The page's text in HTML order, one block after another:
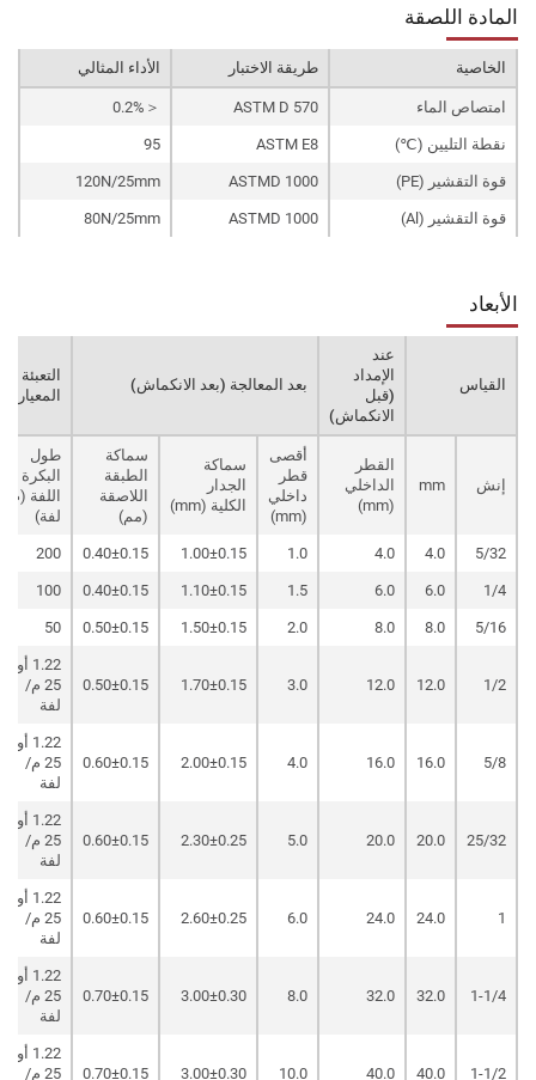
المادة اللصقة
الخاصية طريقة الاختبار الأداء المثالي
امتصاص الماء ASTM D 570
＜0.2%
نقطة التليين (℃) ASTM E8
95
قوة التقشير (PE) ASTMD 1000
120N/25mm
قوة التقشير (Al) ASTMD 1000
80N/25mm
الأبعاد
القياس
عند
الإمداد
(قبل
الانكماش)
بعد المعالجة (بعد الانكماش)
التعبئة
المعيارية
إنش mm
القطر
الداخلي
(mm)
أقصى
قطر
داخلي
(mm)
سماكة
الجدار
الكلية (mm)
سماكة
الطبقة
اللاصقة
(مم)
طول
البكرة أو
اللفة (م/
لفة)
5/32
4.0
4.0
1.0
1.00±0.15
0.40±0.15
200
1/4
6.0
6.0
1.5
1.10±0.15
0.40±0.15
100
5/16
8.0
8.0
2.0
1.50±0.15
0.50±0.15
50
1/2
12.0
12.0
3.0
1.70±0.15
0.50±0.15
1.22 أو
25 م/
لفة
5/8
16.0
16.0
4.0
2.00±0.15
0.60±0.15
1.22 أو
25 م/
لفة
25/32
20.0
20.0
5.0
2.30±0.25
0.60±0.15
1.22 أو
25 م/
لفة
1
24.0
24.0
6.0
2.60±0.25
0.60±0.15
1.22 أو
25 م/
لفة
1-1/4
32.0
32.0
8.0
3.00±0.30
0.70±0.15
1.22 أو
25 م/
لفة
1-1/2
40.0
40.0
10.0
3.00±0.30
0.70±0.15
1.22 أو
25 م/